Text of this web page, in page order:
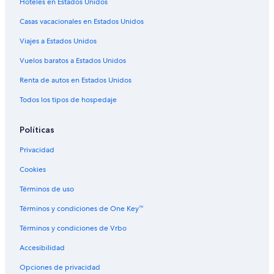
Hoteles baratos en Taipéi
Hoteles con aguas termales en Taipéi
Hoteles con bar en Taipéi
Hoteles con sauna en Taipéi
Hoteles con vista en Taipéi
Hoteles gay friendly en Taipéi
Moteles en Taipéi
Apart-Hoteles en Estación de metro Zhongxiao Xinsheng
Casas vacacionales en Estados Unidos
Viajes a Estados Unidos
Vuelos baratos a Estados Unidos
Renta de autos en Estados Unidos
Todos los tipos de hospedaje
Políticas
Privacidad
Cookies
Términos de uso
Términos y condiciones de One Key™
Términos y condiciones de Vrbo
Accesibilidad
Opciones de privacidad